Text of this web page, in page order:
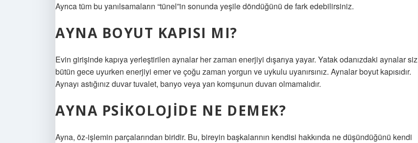
Ayrıca tüm bu yanılsamaların “tünel”in sonunda yeşile döndüğünü de fark edebilirsiniz.
AYNA BOYUT KAPISI MI?
Evin girişinde kapıya yerleştirilen aynalar her zaman enerjiyi dışarıya yayar. Yatak odanızdaki aynalar siz
bütün gece uyurken enerjiyi emer ve çoğu zaman yorgun ve uykulu uyanırsınız. Aynalar boyut kapısıdır.
Aynayı astığınız duvar tuvalet, banyo veya yan komşunun duvarı olmamalıdır.
AYNA PSIKOLOJIDE NE DEMEK?
Ayna, öz-işlemin parçalarından biridir. Bu, bireyin başkalarının kendisi hakkında ne düşündüğünü kendi